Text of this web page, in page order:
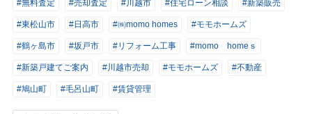
#無料査定 #売却査定 #川越市 #住宅ローン相談 #新築販売
#東松山市 #日高市 #㈱momo homes #モモホームズ
#鶴ヶ島市 #坂戸市 #リフォーム工事 #momo homeｓ
#新築戸建てご案内 #川越市売却 #モモホームズ #不動産
#鳩山町 #毛呂山町 #賃貸管理